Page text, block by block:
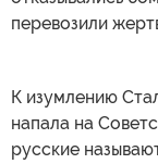
перевозили
К изумлению
напала на
русские